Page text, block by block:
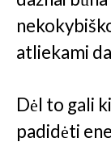
atliekami
Dėl to gali
padidėti